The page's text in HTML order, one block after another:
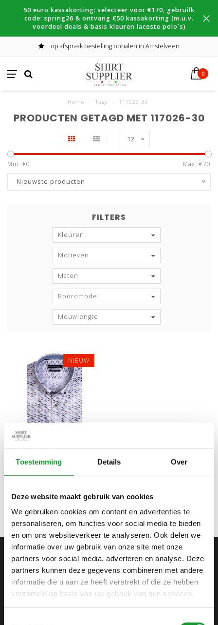
Toestemming Details Over
Deze website maakt gebruik van cookies
We gebruiken cookies om content en advertenties te
personaliseren, om functies voor social media te bieden
en om ons websiteverkeer te analyseren. Ook delen we
informatie over uw gebruik van onze site met onze
partners voor social media, adverteren en analyse. Deze
partners kunnen deze gegevens combineren met andere
informatie die u aan ze heeft verstrekt of die ze hebben
verzameld op basis van uw gebruik van hun services.
50 euro kassakorting: selecteer voor €170, gebruilk
code: spring26 & ontvang €50 kassakorting (m.u.v.
voordeel deals & basis kleuren lacoste polo´s)
op afspraak bestelling ophalen in Amstelveen
0
Home Tags 117026-30
PRODUCTEN GETAGD MET 117026-30
12
Min: €0 Max: €70
Nieuwste producten
FILTERS
Kleuren
Motieven
Maten
Boordmodel
Mouwlengte
NIEUW
Bekijk alle3maten
WIT MET ROZE-
PRINT
€69,95
ABONNEER JE OP ONZE NIEUWSBRIEF
en blijf op de hoogte van onze acties en laatste
collecties